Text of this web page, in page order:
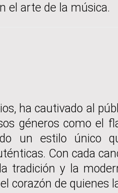
el arte de la música.
ha cautivado al
géneros como el
un estilo único
Con cada
tradición y la
corazón de quienes